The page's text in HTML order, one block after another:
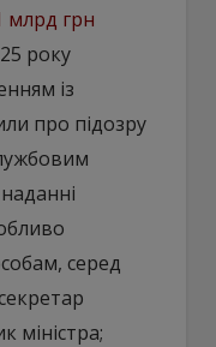
млрд грн
року
із
про підозру
серед
міністра;